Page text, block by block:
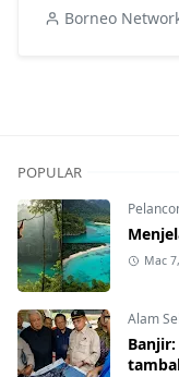
Borneo
POPULAR
Mac
Alam